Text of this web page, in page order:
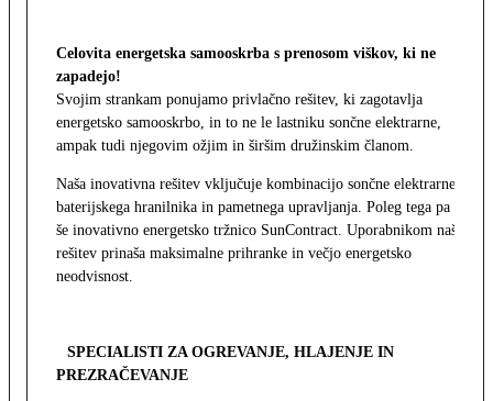
Celovita energetska samooskrba s prenosom viškov, ki ne
zapadejo!
Svojim strankam ponujamo privlačno rešitev, ki zagotavlja
energetsko samooskrbo, in to ne le lastniku sončne elektrarne,
ampak tudi njegovim ožjim in širšim družinskim članom.
Naša inovativna rešitev vključuje kombinacijo sončne elektrarne,
baterijskega hranilnika in pametnega upravljanja. Poleg tega pa
še inovativno energetsko tržnico SunContract. Uporabnikom naša
rešitev prinaša maksimalne prihranke in večjo energetsko
neodvisnost.
SPECIALISTI ZA OGREVANJE, HLAJENJE IN
PREZRAČEVANJE